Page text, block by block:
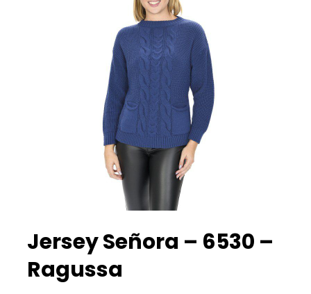
Jersey Señora – 6530 –
Ragussa